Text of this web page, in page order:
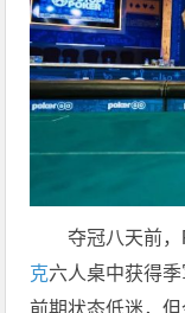
夺冠八天前
克六人桌中获得
前期状态低迷，